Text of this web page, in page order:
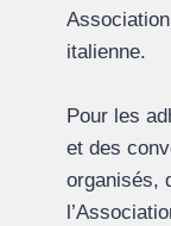
italienne.
Pour les
et des
organisés,